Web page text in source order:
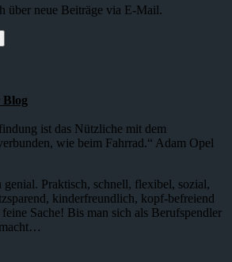
über neue Beiträge via E-Mail.
ist das Nützliche mit dem
wie beim Fahrrad.“ Adam Opel
genial. Praktisch, schnell, flexibel, sozial,
kinderfreundlich, kopf-befreiend
Sache! Bis man sich als Berufspendler